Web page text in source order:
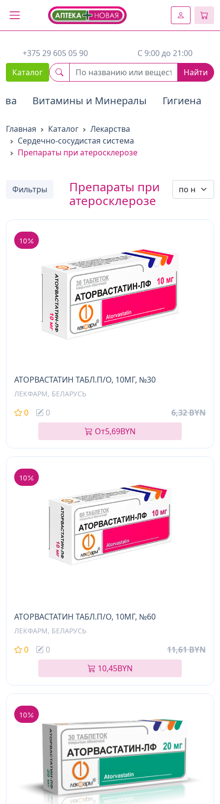
2. Вставьте этот код сразу же после открывающего тега :
+375 29 605 05 90
C 9:00 до 21:00
Каталог
Найти
Витамины и Минералы Гигиена
Главная Каталог
Лекарства
Сердечно-сосудистая система
Препараты при атеросклерозе
Фильтры
Препараты при
атеросклерозе
10
АТОРВАСТАТИН ТАБЛ.П/О, 10МГ, №30
ЛЕКФАРМ, БЕЛАРУСЬ
0 0
6,32 BYN
От5,69BYN
10
АТОРВАСТАТИН ТАБЛ.П/О, 10МГ, №60
ЛЕКФАРМ, БЕЛАРУСЬ
0 0
11,61 BYN
10,45BYN
10